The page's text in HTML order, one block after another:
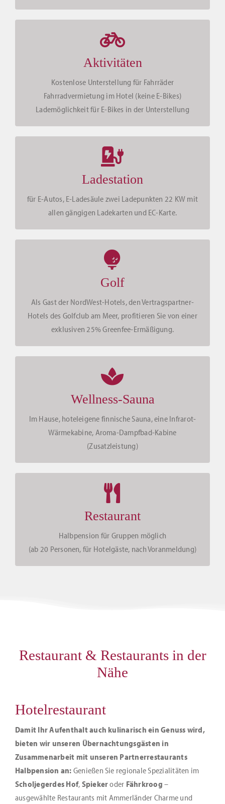
Aktivitäten
Kostenlose Unterstellung für Fahrräder
Fahrradvermietung im Hotel (keine E-Bikes)
Lademöglichkeit für E-Bikes in der Unterstellung
Ladestation
für E-Autos, E-Ladesäule zwei Ladepunkten 22 KW mit
allen gängigen Ladekarten und EC-Karte.
Golf
Als Gast der NordWest-Hotels, den Vertragspartner-
Hotels des Golfclub am Meer, profitieren Sie von einer
exklusiven 25% Greenfee-Ermäßigung.
Wellness-Sauna
Im Hause, hoteleigene finnische Sauna, eine Infrarot-
Wärmekabine, Aroma-Dampfbad-Kabine
(Zusatzleistung)
Restaurant
Halbpension für Gruppen möglich
(ab 20 Personen, für Hotelgäste, nach Voranmeldung)
Restaurant & Restaurants in der
Nähe
Hotelrestaurant
Damit Ihr Aufenthalt auch kulinarisch ein Genuss wird,
bieten wir unseren Übernachtungsgästen in
Zusammenarbeit mit unseren Partnerrestaurants
Halbpension an: Genießen Sie regionale Spezialitäten im
Scholjegerdes Hof, Spiekeroder Fährkroog –
ausgewählte Restaurants mit Ammerländer Charme und